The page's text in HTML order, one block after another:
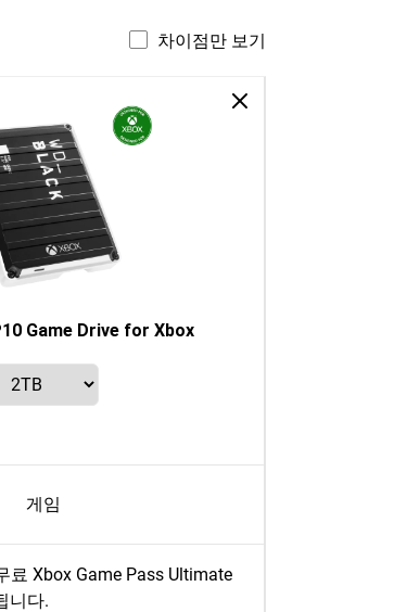
차이점만 보기
Game Drive for Xbox
게임
료 Xbox Game Pass Ultimate
니다.